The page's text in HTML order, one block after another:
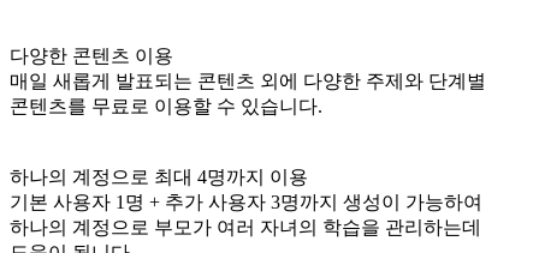
다양한 콘텐츠 이용
매일 새롭게 발표되는 콘텐츠 외에 다양한 주제와 단계별
콘텐츠를 무료로 이용할 수 있습니다.
하나의 계정으로 최대 4명까지 이용
기본 사용자 1명 + 추가 사용자 3명까지 생성이 가능하여
하나의 계정으로 부모가 여러 자녀의 학습을 관리하는데